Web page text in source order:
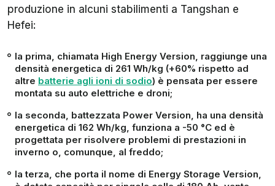
produzione in alcuni stabilimenti a Tangshan e
Hefei:
la prima, chiamata High Energy Version , raggiunge una
densità energetica di 261 Wh/kg (+60% rispetto ad
altre batterie agli ioni di sodio) è pensata per essere
montata su auto elettriche e droni;
la seconda, battezzata Power Version , ha una densità
energetica di 162 Wh/kg, funziona a -50 °C ed è
progettata per risolvere problemi di prestazioni in
inverno o, comunque, al freddo;
la terza, che porta il nome di Energy Storage Version